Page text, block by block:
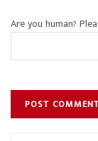
Are you human?